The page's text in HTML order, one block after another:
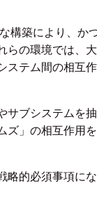
構築により、か
らの環境では、
ステム間の相互
サブシステムを
ズ」の相互作用
略的必須事項に